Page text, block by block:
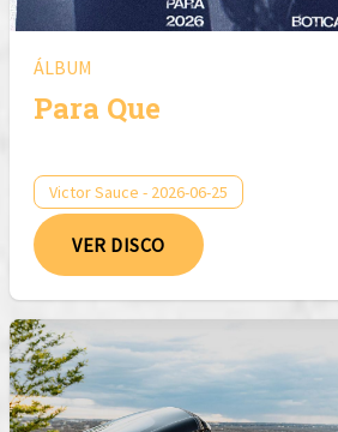
ÁLBUM
Para Que
Victor Sauce - 2026-06-25
VER DISCO